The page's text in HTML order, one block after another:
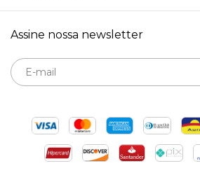
Assine nossa newsletter